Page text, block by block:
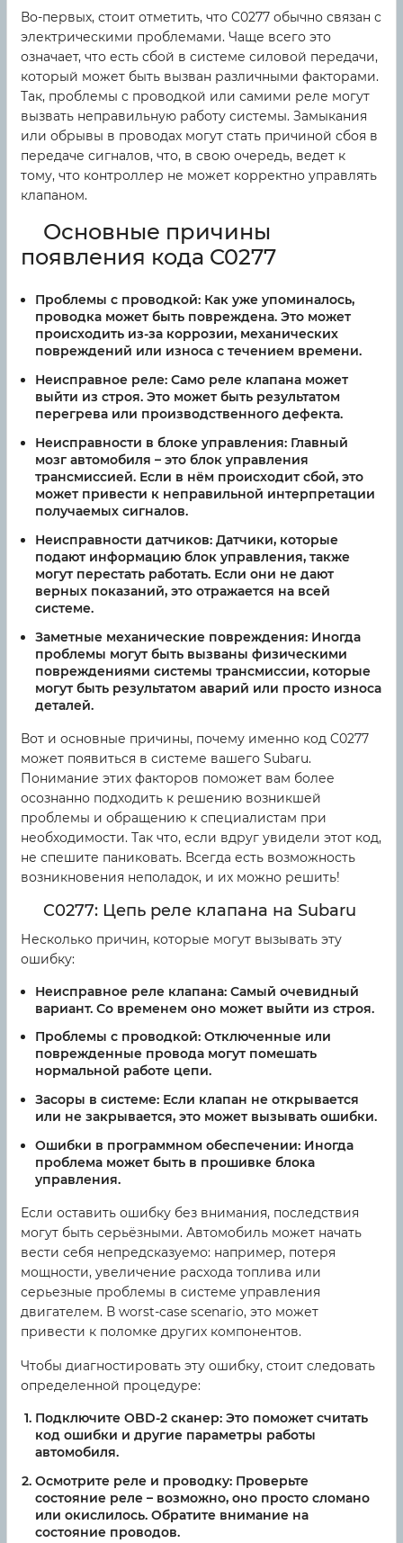
Во-первых, стоит отметить, что C0277 обычно связан с
электрическими проблемами. Чаще всего это
означает, что есть сбой в системе силовой передачи,
который может быть вызван различными факторами.
Так, проблемы с проводкой или самими реле могут
вызвать неправильную работу системы. Замыкания
или обрывы в проводах могут стать причиной сбоя в
передаче сигналов, что, в свою очередь, ведет к
тому, что контроллер не может корректно управлять
клапаном.
Основные причины
появления кода C0277
Проблемы с проводкой: Как уже упоминалось,
проводка может быть повреждена. Это может
происходить из-за коррозии, механических
повреждений или износа с течением времени.
Неисправное реле: Само реле клапана может
выйти из строя. Это может быть результатом
перегрева или производственного дефекта.
Неисправности в блоке управления: Главный
мозг автомобиля – это блок управления
трансмиссией. Если в нём происходит сбой, это
может привести к неправильной интерпретации
получаемых сигналов.
Неисправности датчиков: Датчики, которые
подают информацию блок управления, также
могут перестать работать. Если они не дают
верных показаний, это отражается на всей
системе.
Заметные механические повреждения: Иногда
проблемы могут быть вызваны физическими
повреждениями системы трансмиссии, которые
могут быть результатом аварий или просто износа
деталей.
Вот и основные причины, почему именно код C0277
может появиться в системе вашего Subaru.
Понимание этих факторов поможет вам более
осознанно подходить к решению возникшей
проблемы и обращению к специалистам при
необходимости. Так что, если вдруг увидели этот код,
не спешите паниковать. Всегда есть возможность
возникновения неполадок, и их можно решить!
C0277: Цепь реле клапана на Subaru
Несколько причин, которые могут вызывать эту
ошибку:
Неисправное реле клапана: Самый очевидный
вариант. Со временем оно может выйти из строя.
Проблемы с проводкой: Отключенные или
поврежденные провода могут помешать
нормальной работе цепи.
Засоры в системе: Если клапан не открывается
или не закрывается, это может вызывать ошибки.
Ошибки в программном обеспечении: Иногда
проблема может быть в прошивке блока
управления.
Если оставить ошибку без внимания, последствия
могут быть серьёзными. Автомобиль может начать
вести себя непредсказуемо: например, потеря
мощности, увеличение расхода топлива или
серьезные проблемы в системе управления
двигателем. В worst-case scenario, это может
привести к поломке других компонентов.
Чтобы диагностировать эту ошибку, стоит следовать
определенной процедуре:
Подключите OBD-2 сканер: Это поможет считать
код ошибки и другие параметры работы
автомобиля.
Осмотрите реле и проводку: Проверьте
состояние реле – возможно, оно просто сломано
или окислилось. Обратите внимание на
состояние проводов.